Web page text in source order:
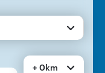
+ 0km